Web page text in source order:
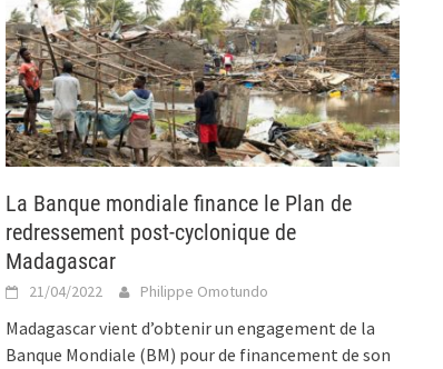
La Banque mondiale finance le Plan de
redressement post-cyclonique de
Madagascar
21/04/2022 Philippe Omotundo
Madagascar vient d’obtenir un engagement de la
Banque Mondiale (BM) pour de financement de son